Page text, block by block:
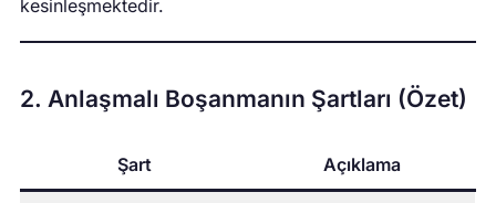
kesinleşmektedir.
2. Anlaşmalı Boşanmanın Şartları (Özet)
Şart Açıklama